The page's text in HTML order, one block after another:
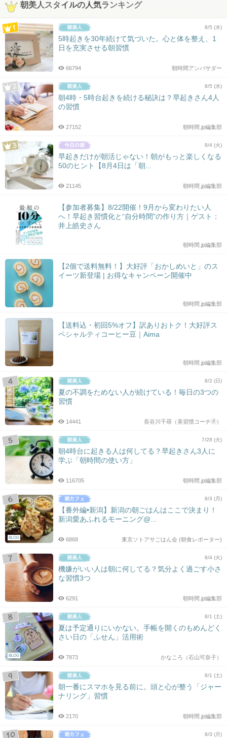
朝美人スタイルの人気ランキング
8/5 (水)
5時起きを30年続けて気づいた。心と体を整え、1
日を充実させる朝習慣
朝時間アンバサダー
66794
8/5 (水)
朝4時・5時台起きを続ける秘訣は？早起きさん4人
の習慣
朝時間.jp編集部
27152
8/4 (火)
早起きだけが朝活じゃない！朝がもっと楽しくなる
50のヒント【8月4日は「朝...
朝時間.jp編集部
21145
【参加者募集】8/22開催！9月から変わりたい人
へ！早起き習慣化と“自分時間”の作り方｜ゲスト：
井上皓史さん
朝時間.jp編集部
【2個で送料無料！】大好評「おかしめいと」のス
イーツ新登場 | お得なキャンペーン開催中
朝時間.jp編集部
【送料込・初回5%オフ】訳ありおトク！大好評ス
ペシャルティコーヒー豆｜Aima
朝時間.jp編集部
8/2 (日)
夏の不調をためない人が続けている！毎日の3つの
習慣
長谷川千尋（美習慣コーチ🄬）
14441
7/28 (火)
朝4時台に起きる人は何してる？早起きさん3人に
学ぶ「朝時間の使い方」
朝時間.jp編集部
116705
BLOG
8/3 (月)
【番外編•新潟】新潟の朝ごはんはここで決まり！
新潟愛あふれるモーニング@...
東京ソトアサごはん会 (朝食レポーター)
6868
8/4 (火)
機嫌がいい人は朝に何してる？気分よく過ごす小さ
な習慣3つ
朝時間.jp編集部
6291
BLOG
8/1 (土)
夏は予定通りにいかない。手帳を開くのもめんどく
さい日の「ふせん」活用術
かなころ（石山可奈子）
7873
8/1 (土)
朝一番にスマホを見る前に。頭と心が整う「ジャー
ナリング」習慣
朝時間.jp編集部
2170
8/3 (月)